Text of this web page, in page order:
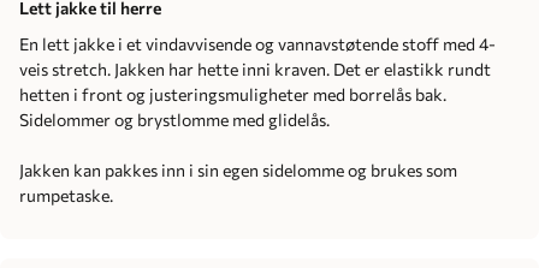
Lett jakke til herre
En lett jakke i et vindavvisende og vannavstøtende stoff med 4-
veis stretch. Jakken har hette inni kraven. Det er elastikk rundt
hetten i front og justeringsmuligheter med borrelås bak.
Sidelommer og brystlomme med glidelås.
Jakken kan pakkes inn i sin egen sidelomme og brukes som
rumpetaske.